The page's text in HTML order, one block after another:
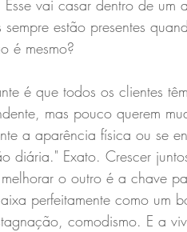
vai casar dentro de um
estão presentes
é mesmo?
é que todos os clientes
mas pouco querem
a aparência física ou se
diária." Exato. Crescer
o outro é a chave
perfeitamente como um
comodismo. E a